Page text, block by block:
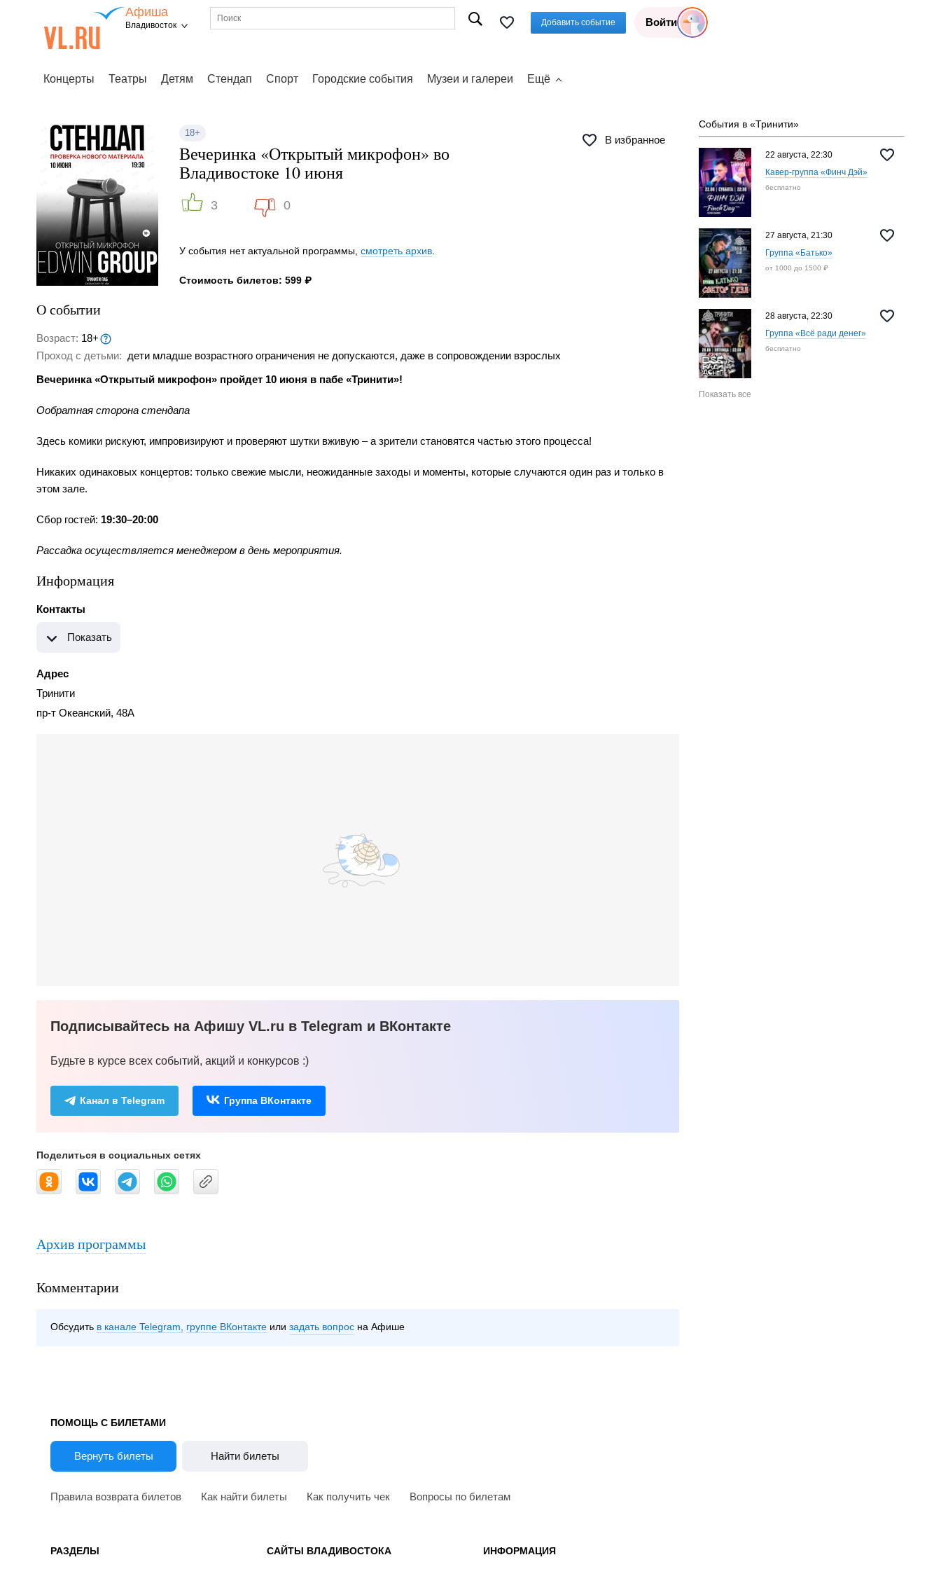
Афиша
Владивосток Добавить событие Войти
Концерты Театры Детям Стендап Спорт Городские события Музеи и галереи Ещё
18+
В избранное
Вечеринка «Открытый микрофон» во
Владивостоке 10 июня
3 0
У события нет актуальной программы, смотреть архив
Стоимость билетов: 599 ₽
О событии
Возраст: 18+
Проход с детьми: дети младше возрастного ограничения не допускаются, даже в сопровождении взрослых
Вечеринка «Открытый микрофон» пройдет 10 июня в пабе «Тринити»!
Ообратная сторона стендапа
Здесь комики рискуют, импровизируют и проверяют шутки вживую – а зрители становятся частью этого процесса!
Никаких одинаковых концертов: только свежие мысли, неожиданные заходы и моменты, которые случаются один раз и только в
этом зале.
Сбор гостей: 19:30–20:00
Рассадка осуществляется менеджером в день мероприятия.
Информация
Контакты
Показать
Адрес
Тринити
пр-т Океанский, 48А
Подписывайтесь на Афишу VL.ru в Telegram и ВКонтакте
Будьте в курсе всех событий, акций и конкурсов :)
Канал в Telegram Группа ВКонтакте
Поделиться в социальных сетях
Архив программы
Комментарии
Обсудить в канале Telegram группе ВКонтакте задать вопрос на Афише
События в «Тринити»
22 августа, 22:30
Кавер-группа «‎Финч Дэй»
бесплатно
27 августа, 21:30
Группа «‎Батько»
от 1000 до 1500 ₽
28 августа, 22:30
Группа «‎Всё ради денег»
бесплатно
Показать все
ПОМОЩЬ С БИЛЕТАМИ
Вернуть билеты Найти билеты
Правила возврата билетов Как найти билеты Как получить чек Вопросы по билетам
РАЗДЕЛЫ САЙТЫ ВЛАДИВОСТОКА ИНФОРМАЦИЯ